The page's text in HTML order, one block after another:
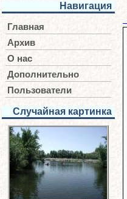
Навигация
Главная
Архив
О нас
Дополнительно
Пользователи
Случайная картинка